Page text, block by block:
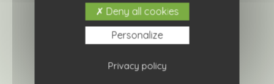
6,00 €
Ajouter à ma liste de courses
Deny all cookies
Personalize
Privacy policy